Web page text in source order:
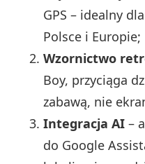
GPS – idealny
Polsce i Europie;
Wzornictwo
Boy, przyciąga
zabawą, nie
Integracja AI –
do Google